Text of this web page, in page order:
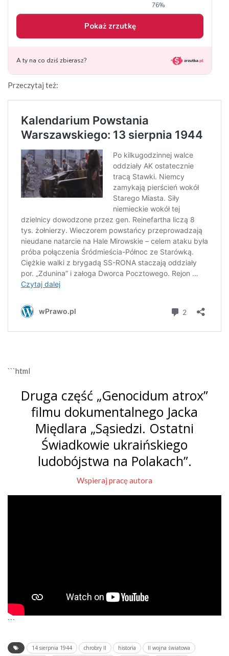
Przeczytaj też:
```html
Druga część „Genocidum atrox”
filmu dokumentalnego Jacka
Międlara „Sąsiedzi. Ostatni
Świadkowie ukraińskiego
ludobójstwa na Polakach”.
Wspieraj pracę autora
```
14 sierpnia 1944 chrobry II historia
II wojna światowa